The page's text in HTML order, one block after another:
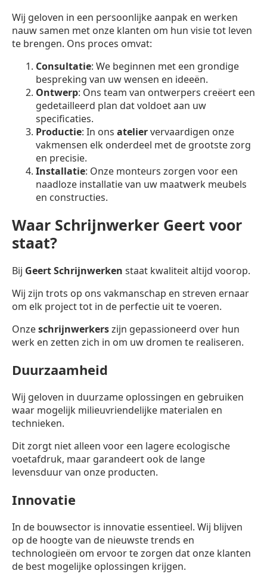
Wij geloven in een persoonlijke aanpak en werken
nauw samen met onze klanten om hun visie tot leven
te brengen. Ons proces omvat:
Consultatie: We beginnen met een grondige
bespreking van uw wensen en ideeën.
Ontwerp: Ons team van ontwerpers creëert een
gedetailleerd plan dat voldoet aan uw
specificaties.
Productie: In ons ateliervervaardigen onze
vakmensen elk onderdeel met de grootste zorg
en precisie.
Installatie: Onze monteurs zorgen voor een
naadloze installatie van uw maatwerk meubels
en constructies.
Waar Schrijnwerker Geert voor
staat?
Bij Geert Schrijnwerken staat kwaliteit altijd voorop.
Wij zijn trots op ons vakmanschap en streven ernaar
om elk project tot in de perfectie uit te voeren.
Onzeschrijnwerkerszijn gepassioneerd over hun
werk en zetten zich in om uw dromen te realiseren.
Duurzaamheid
Wij geloven in duurzame oplossingen en gebruiken
waar mogelijk milieuvriendelijke materialen en
technieken.
Dit zorgt niet alleen voor een lagere ecologische
voetafdruk, maar garandeert ook de lange
levensduur van onze producten.
Innovatie
In de bouwsector is innovatie essentieel. Wij blijven
op de hoogte van de nieuwste trends en
technologieën om ervoor te zorgen dat onze klanten
de best mogelijke oplossingen krijgen.